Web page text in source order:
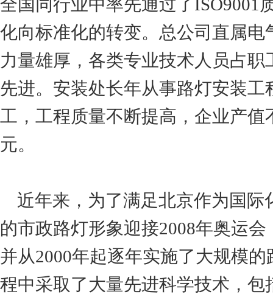
全国同行业中率先通过了ISO9001
化向标准化的转变。总公司直属
力量雄厚，各类专业技术人员占
先进。安装处长年从事路灯安装
工，工程质量不断提高，企业产
元。
近年来，为了满足北京作为国际
的市政路灯形象迎接2008年奥运
并从2000年起逐年实施了大规模
程中采取了大量先进科学技术，